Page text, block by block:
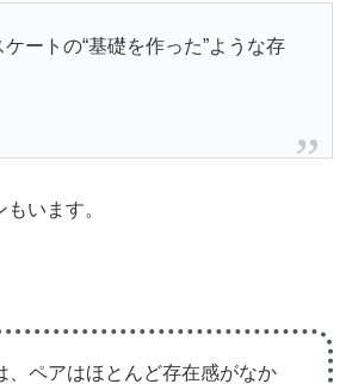
ケートの“基礎を作った”ような存
います。
、ペアはほとんど存在感がなか